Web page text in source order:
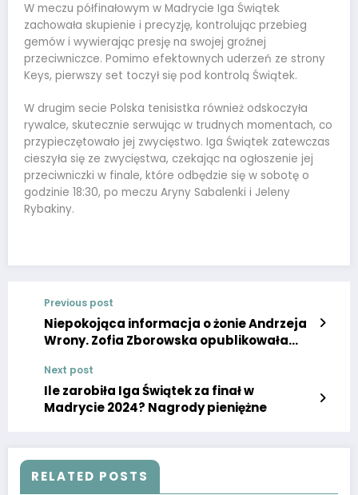
W meczu półfinałowym w Madrycie Iga Świątek
zachowała skupienie i precyzję, kontrolując przebieg
gemów i wywierając presję na swojej groźnej
przeciwniczce. Pomimo efektownych uderzeń ze strony
Keys, pierwszy set toczył się pod kontrolą Świątek.
W drugim secie Polska tenisistka również odskoczyła
rywalce, skutecznie serwując w trudnych momentach, co
przypieczętowało jej zwycięstwo. Iga Świątek zatewczas
cieszyła się ze zwycięstwa, czekając na ogłoszenie jej
przeciwniczki w finale, które odbędzie się w sobotę o
godzinie 18:30, po meczu Aryny Sabalenki i Jeleny
Rybakiny.
Previous post
Niepokojąca informacja o żonie Andrzeja
Wrony. Zofia Zborowska opublikowała
Next post
Ile zarobiła Iga Świątek za finał w
Madrycie 2024? Nagrody pieniężne
RELATED POSTS